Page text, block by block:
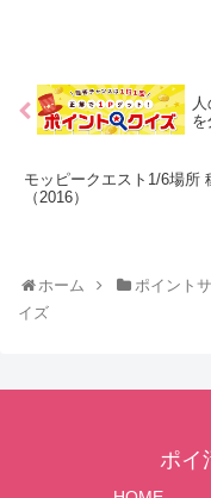
モッピークエスト1/6場所
（2016）
ホーム ポイント
イズ
ポイ